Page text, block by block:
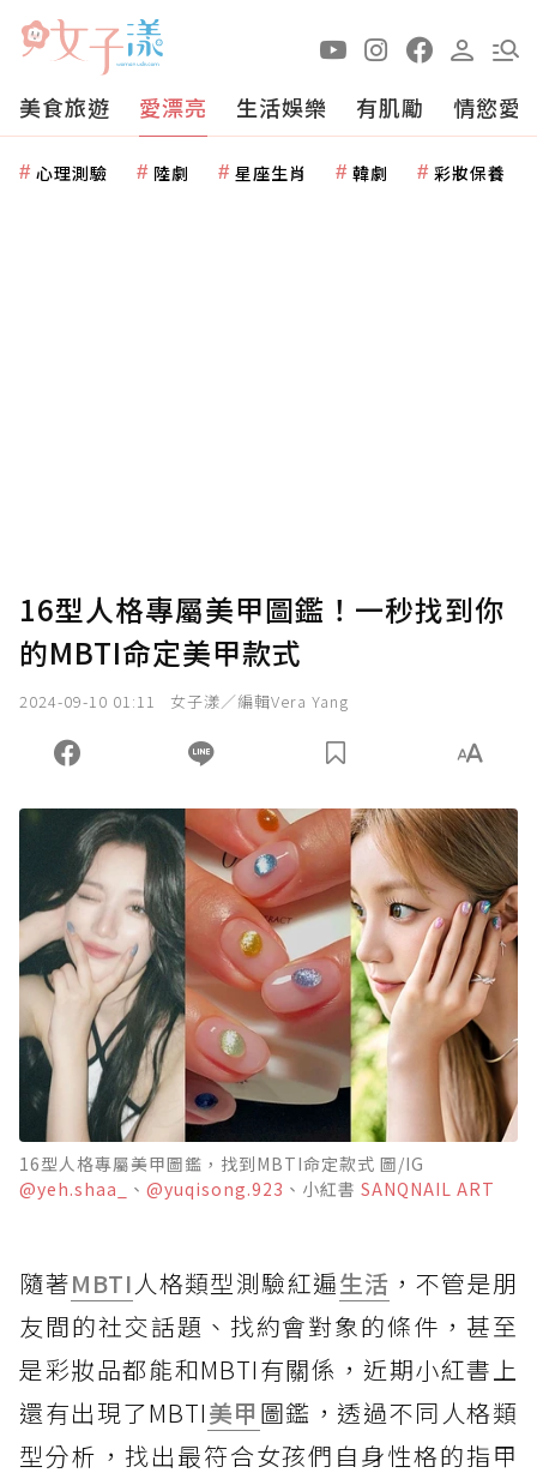
美食旅遊 愛漂亮 生活娛樂 有肌勵 情慾愛
心理測驗 陸劇 星座生肖 韓劇 彩妝保養
16型人格專屬美甲圖鑑！一秒找到你
的MBTI命定美甲款式
2024-09-10 01:11 女子漾／編輯Vera Yang
16型人格專屬美甲圖鑑，找到MBTI命定款式 圖/IG
@yeh.shaa_
、 @yuqisong.923 、小紅書 SANQNAIL ART
隨著MBTI 人格類型測驗紅遍生活 ，不管是朋
友間的社交話題、找約會對象的條件，甚至
是彩妝品都能和MBTI有關係，近期小紅書上
還有出現了MBTI美甲 圖鑑，透過不同人格類
型分析，找出最符合女孩們自身性格的指甲